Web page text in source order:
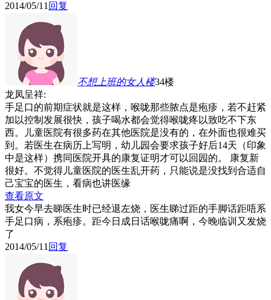
2014/05/11 回复
不想上班的女人楼34楼
龙凤呈祥:
手足口的前期症状就是这样，喉咙那些脓点是疱疹，若不赶紧
加以控制发展很快，孩子喝水都会觉得喉咙疼以致吃不下东
西。儿童医院有很多药在其他医院是没有的，在外面也很难买
到。若医生在病历上写明，幼儿园会要求孩子好后14天（印象
中是这样）携同医院开具的康复证明才可以回园的。 康复新
很好。不觉得儿童医院的医生乱开药，只能说是没找到合适自
己宝宝的医生，看病也讲医缘
查看原文
我女今早去睇医生时已经退左烧，医生睇过距的手脚话距唔系
手足口病，系疱疹。距今日成日话喉咙痛啊，今晚临训又发烧
了
2014/05/11 回复